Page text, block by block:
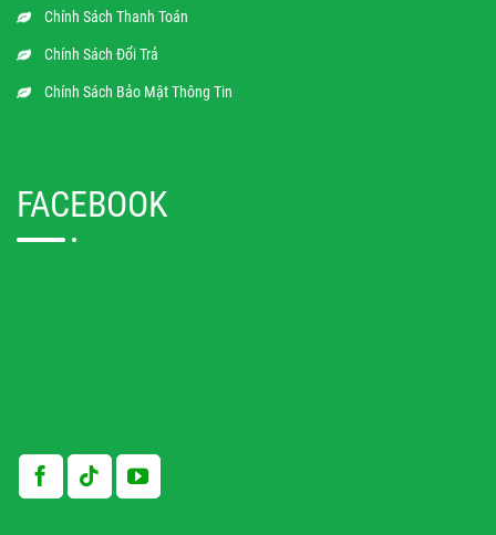
Chính Sách Thanh Toán
Chính Sách Đổi Trả
Chính Sách Bảo Mật Thông Tin
FACEBOOK